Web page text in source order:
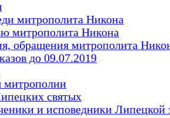
митрополита Никона
митрополита Никона
обращения митрополита
до 09.07.2019
митрополии
святых
и исповедники Липецкой